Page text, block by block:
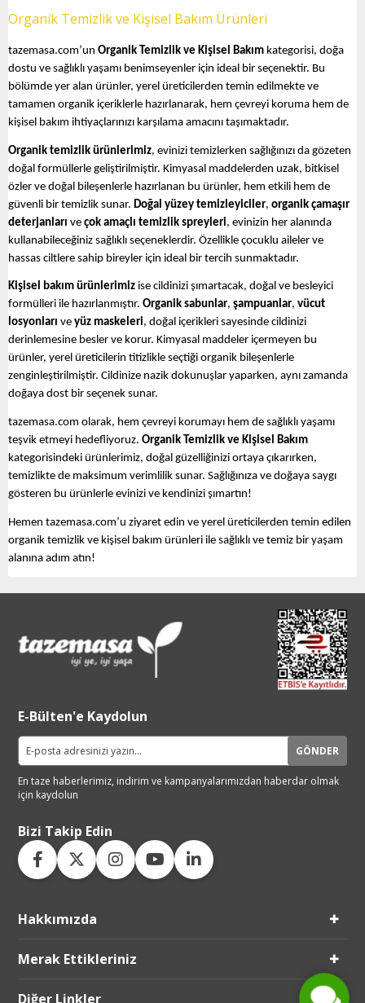
Organik Temizlik ve Kişisel Bakım Ürünleri
tazemasa.com’un Organik Temizlik ve Kişisel Bakım kategorisi, doğa
dostu ve sağlıklı yaşamı benimseyenler için ideal bir seçenektir. Bu
bölümde yer alan ürünler, yerel üreticilerden temin edilmekte ve
tamamen organik içeriklerle hazırlanarak, hem çevreyi koruma hem de
kişisel bakım ihtiyaçlarınızı karşılama amacını taşımaktadır.
Organik temizlik ürünlerimiz, evinizi temizlerken sağlığınızı da gözeten
doğal formüllerle geliştirilmiştir. Kimyasal maddelerden uzak, bitkisel
özler ve doğal bileşenlerle hazırlanan bu ürünler, hem etkili hem de
güvenli bir temizlik sunar. Doğal yüzey temizleyiciler, organik çamaşır
deterjanları ve çok amaçlı temizlik spreyleri, evinizin her alanında
kullanabileceğiniz sağlıklı seçeneklerdir. Özellikle çocuklu aileler ve
hassas ciltlere sahip bireyler için ideal bir tercih sunmaktadır.
Kişisel bakım ürünlerimiz ise cildinizi şımartacak, doğal ve besleyici
formülleri ile hazırlanmıştır. Organik sabunlar, şampuanlar, vücut
losyonları ve yüz maskeleri, doğal içerikleri sayesinde cildinizi
derinlemesine besler ve korur. Kimyasal maddeler içermeyen bu
ürünler, yerel üreticilerin titizlikle seçtiği organik bileşenlerle
zenginleştirilmiştir. Cildinize nazik dokunuşlar yaparken, aynı zamanda
doğaya dost bir seçenek sunar.
tazemasa.com olarak, hem çevreyi korumayı hem de sağlıklı yaşamı
teşvik etmeyi hedefliyoruz. Organik Temizlik ve Kişisel Bakım
kategorisindeki ürünlerimiz, doğal güzelliğinizi ortaya çıkarırken,
temizlikte de maksimum verimlilik sunar. Sağlığınıza ve doğaya saygı
gösteren bu ürünlerle evinizi ve kendinizi şımartın!
Hemen tazemasa.com’u ziyaret edin ve yerel üreticilerden temin edilen
organik temizlik ve kişisel bakım ürünleri ile sağlıklı ve temiz bir yaşam
alanına adım atın!
E-Bülten'e Kaydolun
GÖNDER
En taze haberlerimiz, indirim ve kampanyalarımızdan haberdar olmak
için kaydolun
Bizi Takip Edin
Hakkımızda
Merak Ettikleriniz
Diğer Linkler